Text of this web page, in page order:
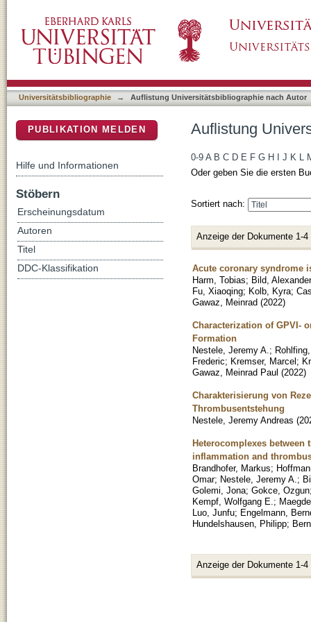
Universitätsbibliographie → Auflistung Universitätsbibliographie nach Autor
Auflistung
0-9 A B C D E F G H J K L
Oder geben Sie die ersten
Sortiert nach:
Anzeige der Dokumente 1-4
Acute coronary syndrome
Harm, Tobias; Bild, Alexander
Fu, Xiaoqing; Kolb, Kyra;
Gawaz, Meinrad (2022)
Characterization of GPVI-
Formation
Nestele, Jeremy A. ;
Frederic; Kremser, Marcel;
Gawaz, Meinrad Paul (2022)
Charakterisierung von
Thrombusentstehung
Nestele, Jeremy Andreas (
Heterocomplexes between
inflammation and
Brandhofer, Markus;
Omar; Nestele, Jeremy A. ;
Golemi, Jona; Gokce, Ozgun
Kempf, Wolfgang E. ;
Luo, Junfu; Engelmann,
Hundelshausen, Philipp;
Anzeige der Dokumente 1-4
PUBLIKATION MELDEN
Hilfe und Informationen
Stöbern
Erscheinungsdatum
Autoren
Titel
DDC-Klassifikation